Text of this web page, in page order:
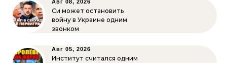
Авг 08, 2026
Си может остановить
войну в Украине одним
звонком
Авг 05, 2026
Институт считался одним